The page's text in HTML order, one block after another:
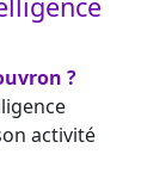
?
activité